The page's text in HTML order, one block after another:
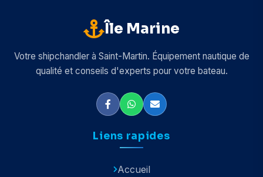
Île Marine
Votre shipchandler à Saint-Martin. Équipement nautique de
qualité et conseils d'experts pour votre bateau.
Liens rapides
Accueil